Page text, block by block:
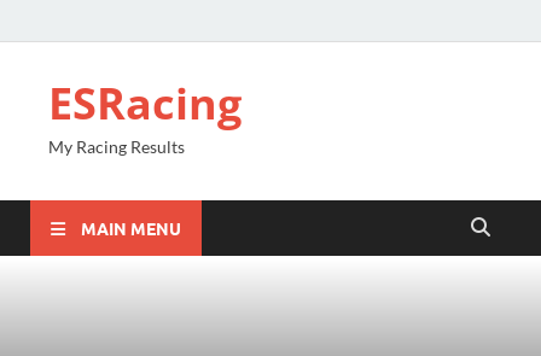
ESRacing
My Racing Results
MAIN MENU